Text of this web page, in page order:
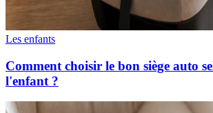
Les enfants
Comment choisir le bon siège auto
l'enfant ?